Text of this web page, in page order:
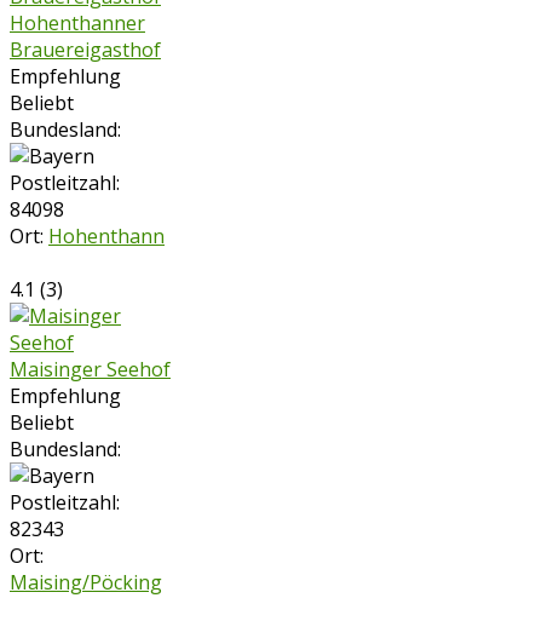
Hohenthanner
Brauereigasthof
Empfehlung
Beliebt
Bundesland:
Postleitzahl:
84098
Ort: Hohenthann
4.1 (3)
Maisinger Seehof
Empfehlung
Beliebt
Bundesland:
Postleitzahl:
82343
Ort:
Maising/Pöcking